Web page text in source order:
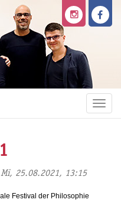
Mi, 25.08.2021, 13:15
Festival der Philosophie